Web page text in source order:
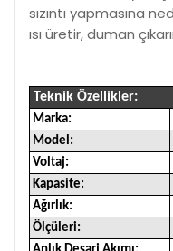
sızıntı yapmasına
ısı üretir, duman
Teknik Özellikler:
Marka:
Model:
Voltaj:
Kapasite:
Ağırlık:
Ölçüleri: